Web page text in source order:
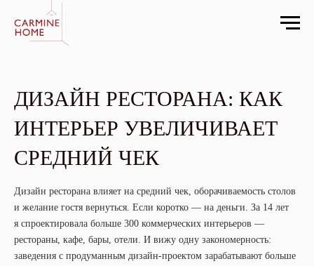
ДИЗАЙН РЕСТОРАНА: КАК
ИНТЕРЬЕР УВЕЛИЧИВАЕТ
СРЕДНИЙ ЧЕК
Дизайн ресторана влияет на средний чек, оборачиваемость столов
и желание гостя вернуться. Если коротко — на деньги. За 14 лет
я спроектировала больше 300 коммерческих интерьеров —
рестораны, кафе, бары, отели. И вижу одну закономерность:
заведения с продуманным дизайн-проектом зарабатывают больше